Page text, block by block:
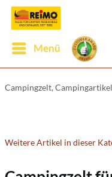
Menü
Campingzelt, Campingartikel
Weitere Artikel in dieser